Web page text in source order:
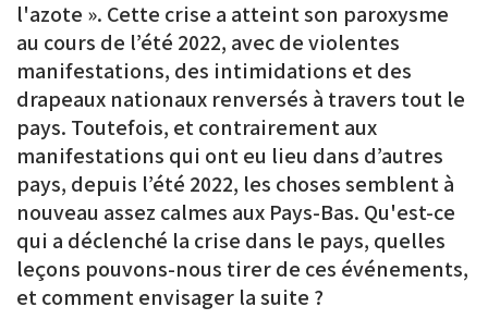
l'azote ». Cette crise a atteint son paroxysme
au cours de l’été 2022, avec de violentes
manifestations, des intimidations et des
drapeaux nationaux renversés à travers tout le
pays. Toutefois, et contrairement aux
manifestations qui ont eu lieu dans d’autres
pays, depuis l’été 2022, les choses semblent à
nouveau assez calmes aux Pays-Bas. Qu'est-ce
qui a déclenché la crise dans le pays, quelles
leçons pouvons-nous tirer de ces événements,
et comment envisager la suite ?